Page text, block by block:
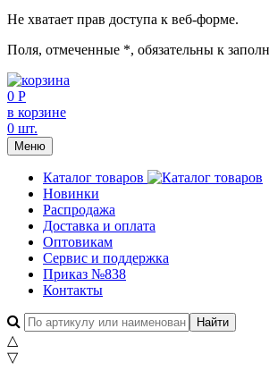
Не хватает прав доступа к веб-форме.
Поля, отмеченные *, обязательны к
0 Р
в корзине
0 шт.
Меню
Каталог товаров
Новинки
Распродажа
Доставка и оплата
Оптовикам
Сервис и поддержка
Приказ №838
Контакты
△
▽